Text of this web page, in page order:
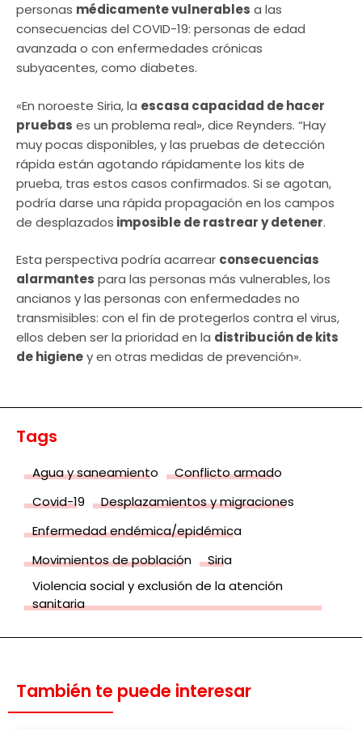
personas médicamente vulnerables a las
consecuencias del COVID-19: personas de edad
avanzada o con enfermedades crónicas
subyacentes, como diabetes.
«En noroeste Siria, la escasa capacidad de hacer
pruebas es un problema real», dice Reynders. “Hay
muy pocas disponibles, y las pruebas de detección
rápida están agotando rápidamente los kits de
prueba, tras estos casos confirmados. Si se agotan,
podría darse una rápida propagación en los campos
de desplazados imposible de rastrear y detener.
Esta perspectiva podría acarrear consecuencias
alarmantes para las personas más vulnerables, los
ancianos y las personas con enfermedades no
transmisibles: con el fin de protegerlos contra el virus,
ellos deben ser la prioridad en la distribución de kits
de higieney en otras medidas de prevención».
Tags
Agua y saneamiento
Conflicto armado
Covid-19
Desplazamientos y migraciones
Enfermedad endémica/epidémica
Movimientos de población
Siria
Violencia social y exclusión de la atención
sanitaria
También te puede interesar